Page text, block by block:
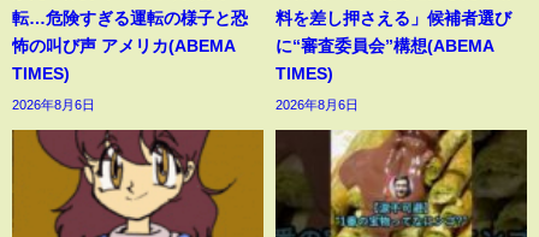
転…危険すぎる運転の様子と恐
怖の叫び声 アメリカ(ABEMA
TIMES)
2026年8月6日
料を差し押さえる」候補者選び
に“審査委員会”構想(ABEMA
TIMES)
2026年8月6日